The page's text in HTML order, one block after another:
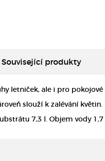
Související produkty
letniček, ale i pro pokojové
slouží k zalévání květin.
7,3 l. Objem vody 1,7